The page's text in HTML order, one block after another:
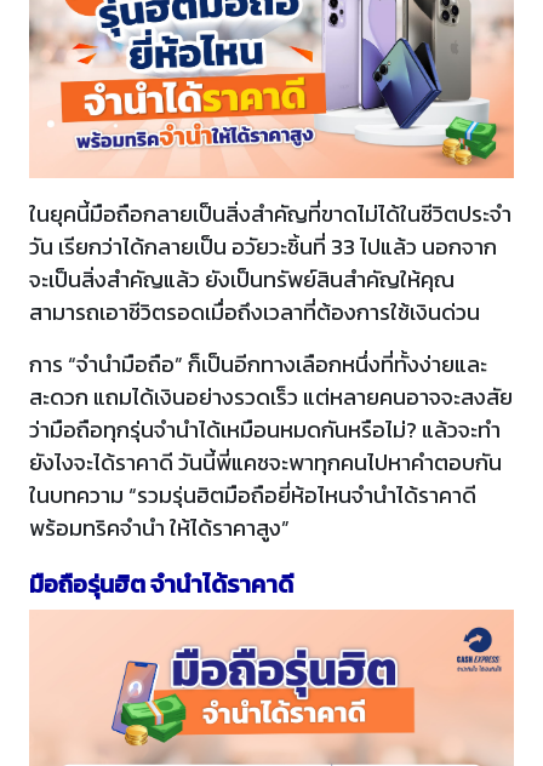
ในยุคนี้มือถือกลายเป็นสิ่งสำคัญที่ขาดไม่ได้ในชีวิตประจำ
วัน เรียกว่าได้กลายเป็น อวัยวะชิ้นที่ 33 ไปแล้ว นอกจาก
จะเป็นสิ่งสำคัญแล้ว ยังเป็นทรัพย์สินสำคัญให้คุณ
สามารถเอาชีวิตรอดเมื่อถึงเวลาที่ต้องการใช้เงินด่วน
การ “จำนำมือถือ” ก็เป็นอีกทางเลือกหนึ่งที่ทั้งง่ายและ
สะดวก แถมได้เงินอย่างรวดเร็ว แต่หลายคนอาจจะสงสัย
ว่ามือถือทุกรุ่นจำนำได้เหมือนหมดกันหรือไม่? แล้วจะทำ
ยังไงจะได้ราคาดี วันนี้พี่แคชจะพาทุกคนไปหาคำตอบกัน
ในบทความ “รวมรุ่นฮิตมือถือยี่ห้อไหนจำนำได้ราคาดี
พร้อมทริคจำนำ ให้ได้ราคาสูง”
มือถือรุ่นฮิต จำนำได้ราคาดี